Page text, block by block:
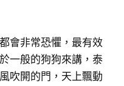
會非常恐懼，最有效
一般的狗狗來講，泰
吹開的門，天上飄動